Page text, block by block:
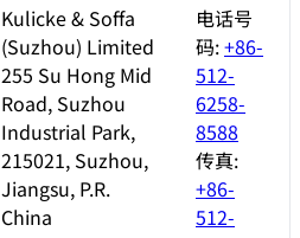
Kulicke & Soffa
(Suzhou) Limited
255 Su Hong Mid
Road, Suzhou
Industrial Park,
215021, Suzhou,
Jiangsu, P.R.
China
电话号
码:+86-
512-
6258-
8588
传真:
+86-
512-